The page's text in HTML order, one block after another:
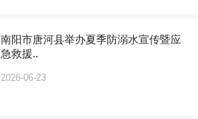
南阳市唐河县举办夏季防溺水宣传暨应
急救援..
2026-06-23